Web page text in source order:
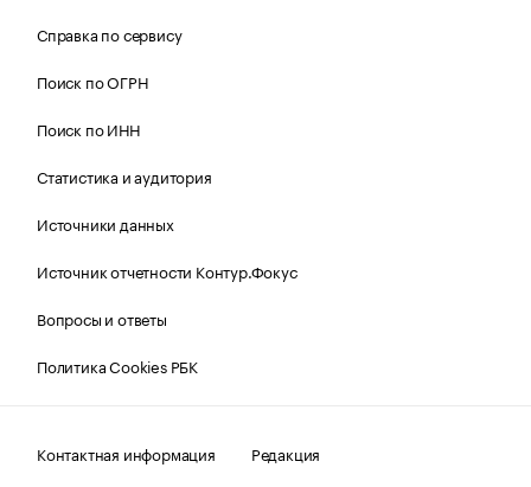
Справка по сервису
Поиск по ОГРН
Поиск по ИНН
Статистика и аудитория
Источники данных
Источник отчетности Контур.Фокус
Вопросы и ответы
Политика Cookies РБК
Контактная информация Редакция